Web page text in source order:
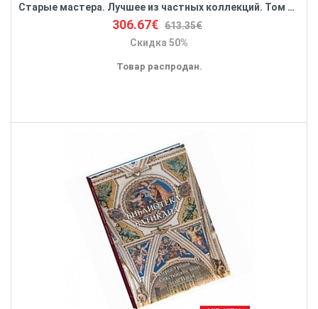
Старые мастера. Лучшее из частных коллекций. Том 1 (подарочное издание)
306.67€ 613.35€
Скидка 50%
Товар распродан.